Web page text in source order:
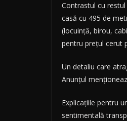
Contrastul cu
casă cu 495 de
(locuință, birou,
pentru prețul cerut
Un detaliu care
Anunțul
Explicațiile pentru
sentimentală